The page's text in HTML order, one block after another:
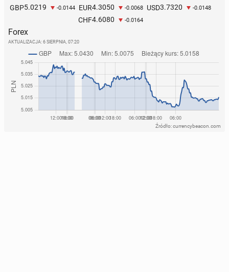
GBP5.0219 -0.0144 EUR4.3050 -0.0068 USD3.7320 -0.0148
CHF4.6080 -0.0164
Forex
AKTUALIZACJA: 6 SIERPNIA, 07:20
Źródło: currencybeacon.com